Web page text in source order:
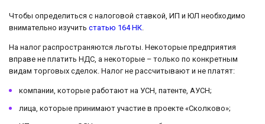
Чтобы определиться с налоговой ставкой, ИП и ЮЛ необходимо
внимательно изучить статью 164 НК
На налог распространяются льготы. Некоторые предприятия
вправе не платить НДС, а некоторые – только по конкретным
видам торговых сделок. Налог не рассчитывают и не платят:
компании, которые работают на УСН, патенте, АУСН;
лица, которые принимают участие в проекте «Сколково»;